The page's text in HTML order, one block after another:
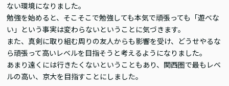
ない環境になりました。
勉強を始めると、そこそこで勉強しても本気で頑張っても「遊べな
い」という事実は変わらないということに気づきます。
また、真剣に取り組む周りの友人からも影響を受け、どうせやるな
ら頑張って高いレベルを目指そうと考えるようになりました。
あまり遠くには行きたくないということもあり、関西圏で最もレベ
ルの高い、京大を目指すことにしました。